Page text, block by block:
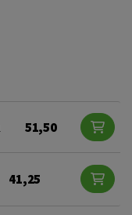
51,50
41,25